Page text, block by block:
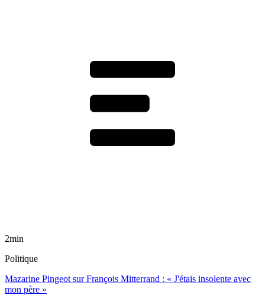
2min
Politique
Mazarine Pingeot sur François Mitterrand : « J'étais insolente avec
mon père »